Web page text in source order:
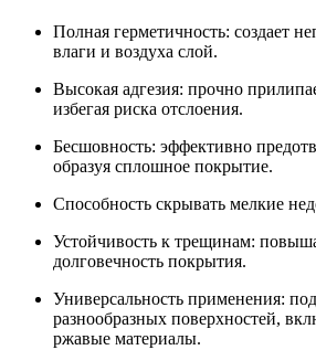
Полная герметичность: создает
влаги и воздуха слой.
Высокая адгезия: прочно
избегая риска отслоения.
Бесшовность: эффективно
образуя сплошное покрытие.
Способность скрывать мелкие
Устойчивость к трещинам:
долговечность покрытия.
Универсальность применения:
разнообразных поверхностей,
ржавые материалы.